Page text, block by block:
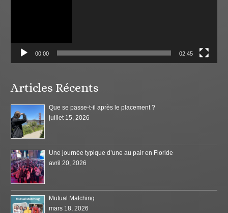
00:00 02:45
Articles Récents
Que se passe-t-il après le placement ?
juillet 15, 2026
Une journée typique d’une au pair en Floride
avril 20, 2026
Mutual Matching
mars 18, 2026